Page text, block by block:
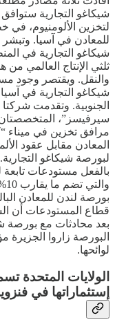
شيكاغو التجارية
لتخزين الألومنيوم،
للمعادن في آسيا. وتبشر
شيكاغو التجارية في
ثلثي الإنتاج العالمي
والنقل. ويقتصر وجود
شيكاغو التجارية في
الجنوبية. وتقدمت
سيرفيسز”،
مرافق تخزين في ميناء
المعادن مقابل عقود
لبورصة شيكاغو
بالفعل مستودعات
قطاع المستودعات أن
بعد محادثات مع بورصة
البورصة زاروا الجزيرة
لوائحها.
الولايات المتحدة
إستثماراتها في